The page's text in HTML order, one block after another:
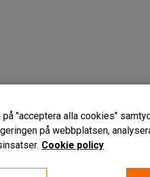
på "acceptera alla cookies"
på webbplatsen,
Cookie policy